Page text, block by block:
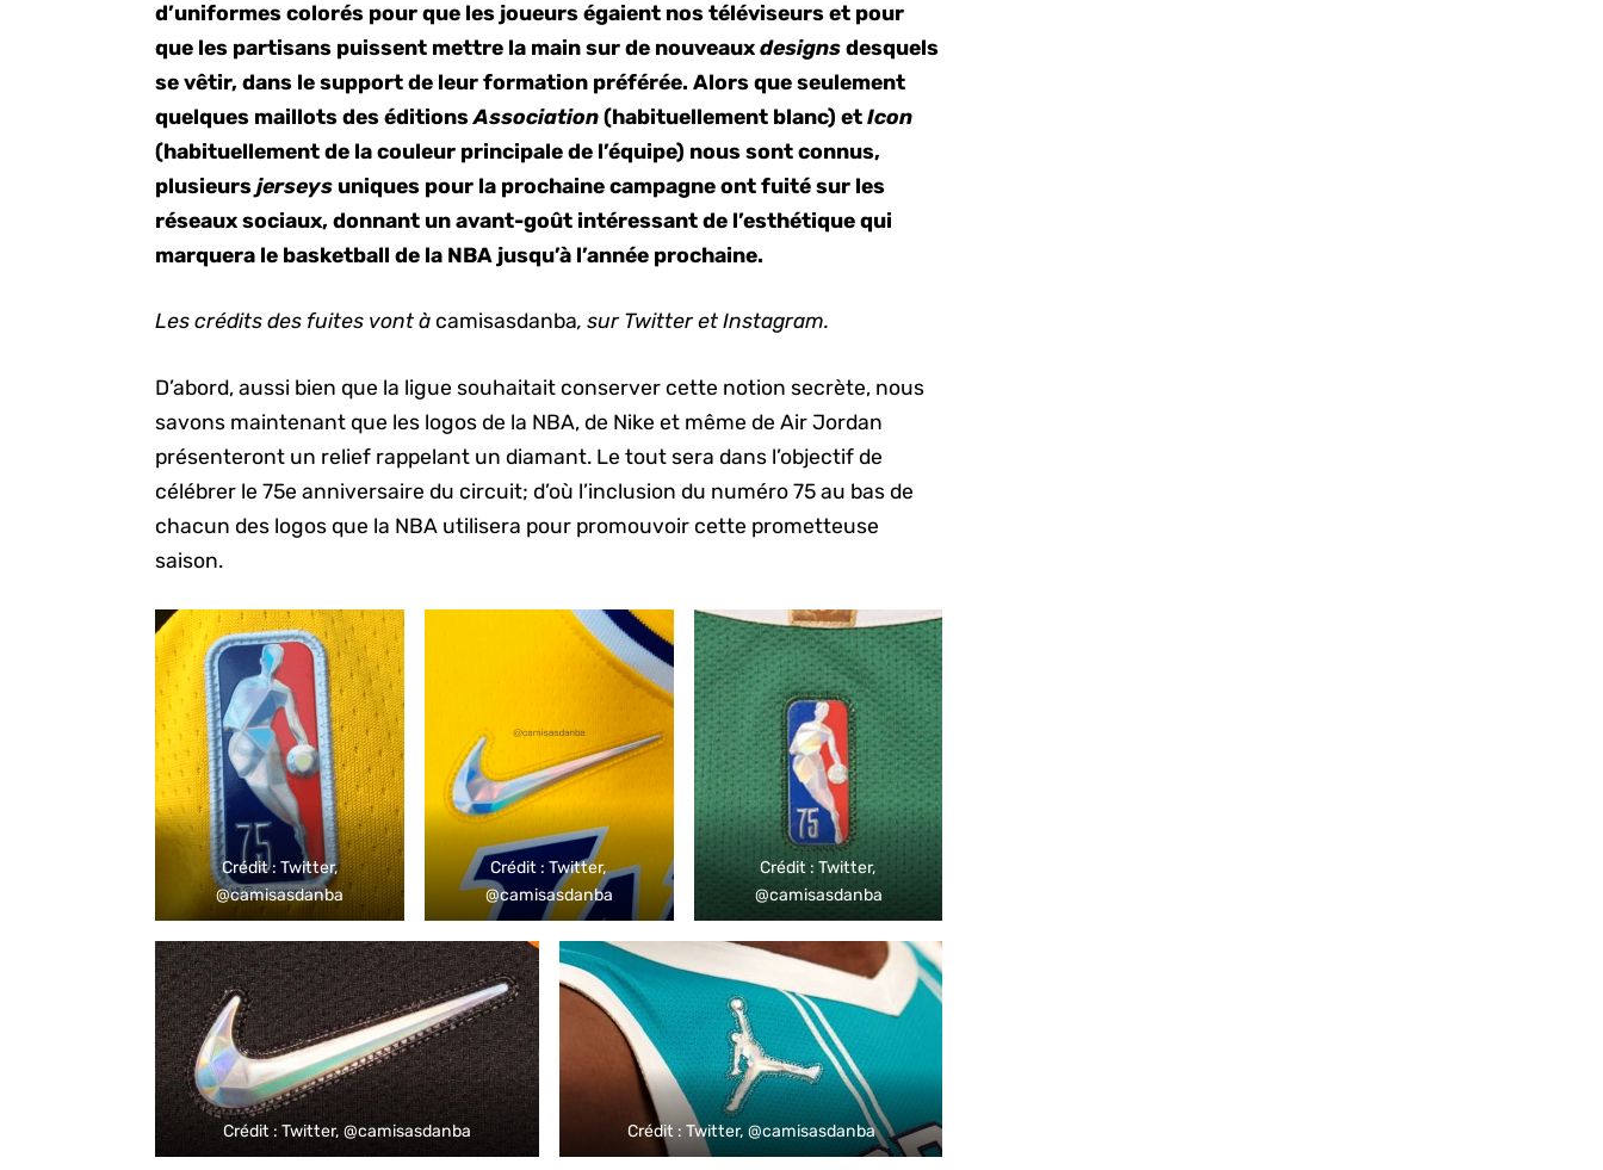
d’uniformes colorés pour que les joueurs égaient nos téléviseurs et pour
que les partisans puissent mettre la main sur de nouveauxdesigns desquels
se vêtir, dans le support de leur formation préférée. Alors que seulement
quelques maillots des éditionsAssociation(habituellement blanc) etIcon
(habituellement de la couleur principale de l’équipe) nous sont connus,
plusieursjerseys uniques pour la prochaine campagne ont fuité sur les
réseaux sociaux, donnant un avant-goût intéressant de l’esthétique qui
marquera le basketball de la NBA jusqu’à l’année prochaine.
Les crédits des fuites vont àcamisasdanba, sur Twitter et Instagram.
D’abord, aussi bien que la ligue souhaitait conserver cette notion secrète, nous
savons maintenant que les logos de la NBA, de Nike et même de Air Jordan
présenteront un relief rappelant un diamant. Le tout sera dans l’objectif de
célébrer le 75e anniversaire du circuit; d’où l’inclusion du numéro 75 au bas de
chacun des logos que la NBA utilisera pour promouvoir cette prometteuse
saison.
Crédit : Twitter,
@camisasdanba
Crédit : Twitter,
@camisasdanba
Crédit : Twitter,
@camisasdanba
Crédit : Twitter, @camisasdanba Crédit : Twitter, @camisasdanba